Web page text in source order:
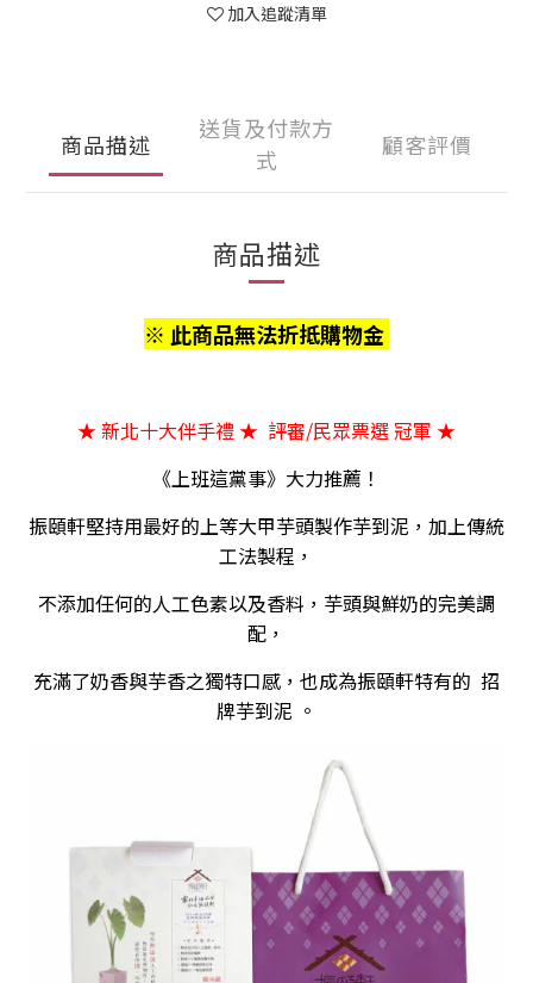
加入追蹤清單
商品描述
送貨及付款方
式
顧客評價
商品描述
※ 此商品無法折抵購物金
★ 新北十大伴手禮 ★ 評審/民眾票選 冠軍 ★
《上班這黨事》大力推薦！
振頤軒堅持用最好的上等大甲芋頭製作芋到泥，加上傳統
工法製程，
不添加任何的人工色素以及香料，芋頭與鮮奶的完美調
配，
充滿了奶香與芋香之獨特口感，也成為振頤軒特有的 招
牌芋到泥 。